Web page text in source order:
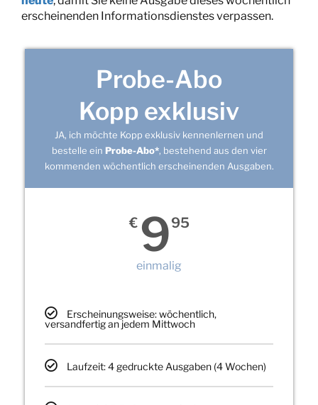
erscheinenden Informationsdienstes verpassen.
Probe-Abo
Kopp exklusiv
JA, ich möchte Kopp exklusiv kennenlernen und
bestelle ein Probe-Abo*, bestehend aus den vier
kommenden wöchentlich erscheinenden Ausgaben.
€ 995
einmalig
Erscheinungsweise: wöchentlich,
versandfertig an jedem Mittwoch
Laufzeit: 4 gedruckte Ausgaben (4 Wochen)